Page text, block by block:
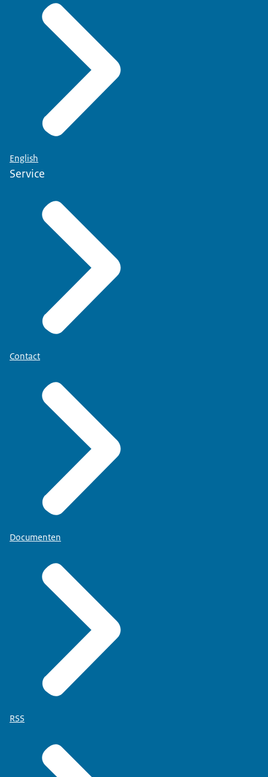
English
Service
Contact
Documenten
RSS